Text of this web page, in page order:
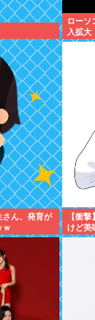
ローソ
入拡大
さん、発育が
ｗ
【衝
けど美